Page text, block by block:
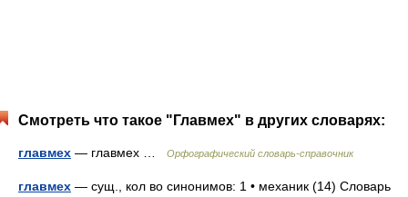
Смотреть что такое "Главмех" в других словарях:
главмех — главмех … Орфографический словарь-справочник
главмех — сущ., кол во синонимов: 1 • механик (14) Словарь